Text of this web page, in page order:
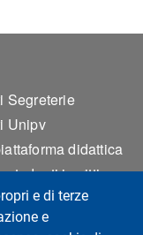
e di terze
e
2
Segreterie
Unipv
didattica
studenti iscritti